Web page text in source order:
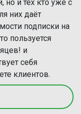
но и тех кто уже с
них даёт
подписки на
пользуется
и
себя
клиентов.